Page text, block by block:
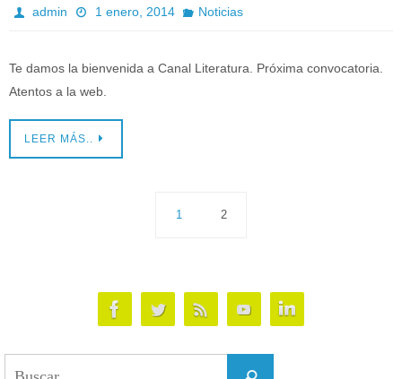
admin 1 enero, 2014 Noticias
Te damos la bienvenida a Canal Literatura. Próxima convocatoria.
Atentos a la web.
LEER MÁS..
1 2